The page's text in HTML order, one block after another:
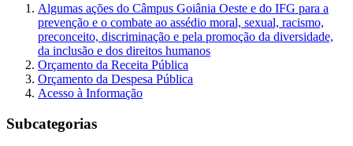
Algumas ações do Câmpus Goiânia Oeste e do IFG para a
prevenção e o combate ao assédio moral, sexual, racismo,
preconceito, discriminação e pela promoção da diversidade,
da inclusão e dos direitos humanos
Orçamento da Receita Pública
Orçamento da Despesa Pública
Acesso à Informação
Subcategorias